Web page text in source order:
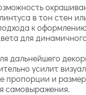
в тон стен
к
для
дальнейшего
усилит
пропорции и
самовыражения.